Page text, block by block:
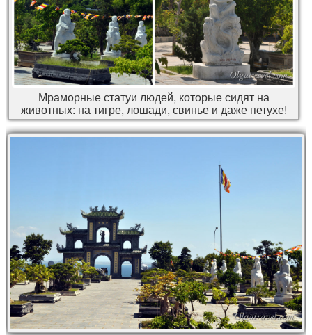
Мраморные статуи людей, которые сидят на
животных: на тигре, лошади, свинье и даже петухе!